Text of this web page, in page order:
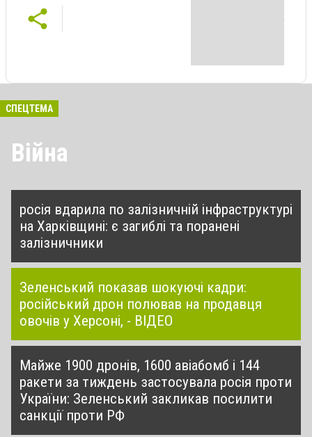
СПЕЦТЕМА
Війна
росія вдарила по залізничній інфраструктурі
на Харківщині: є загиблі та поранені
залізничники
Зеленський показав шокуючі кадри:
російський дрон полював на продавця
овочів у Херсоні, - ВІДЕО
Майже 1900 дронів, 1600 авіабомб і 144
ракети за тиждень застосувала росія проти
України: Зеленський закликав посилити
санкції проти РФ